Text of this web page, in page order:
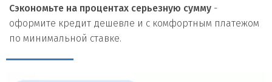
Сэкономьте на процентах серьезную сумму -
оформите кредит дешевле и с комфортным платежом
по минимальной ставке.